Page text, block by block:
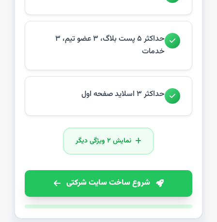
حداکثر ۵ پست بلاگ، ۳ عضو تیم، ۳
خدمات
حداکثر ۳ اسلاید صفحه اول
نمایش ۲ ویژگی دیگر
شروع ساخت سایت شرکتی